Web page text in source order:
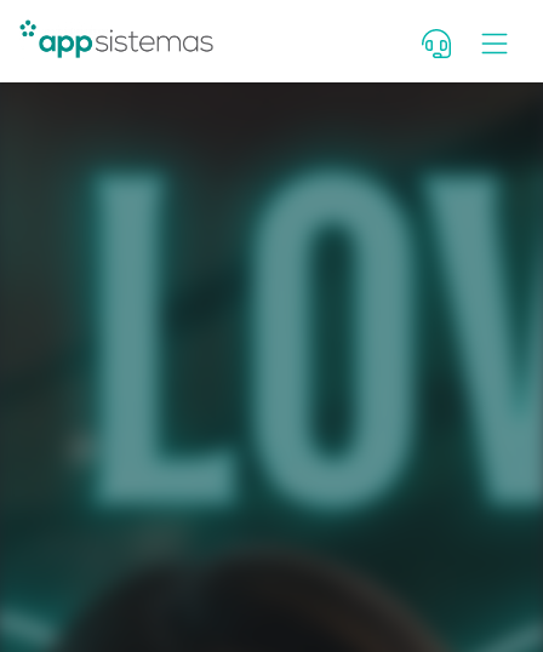
Portal de Atendimento.
Qual seu cargo?